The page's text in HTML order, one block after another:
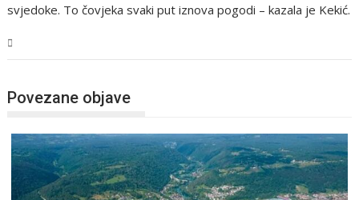
svjedoke. To čovjeka svaki put iznova pogodi – kazala je Kekić.
Povezane objave